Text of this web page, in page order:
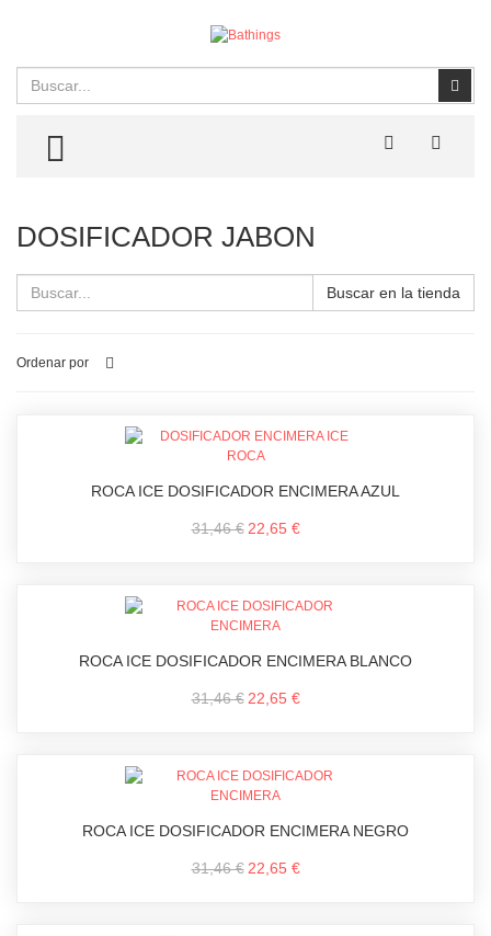
TOGGLE MENU
DOSIFICADOR JABON
Buscar en la tienda
Ordenar por
ROCA ICE DOSIFICADOR ENCIMERA AZUL
31,46 € 22,65 €
ROCA ICE DOSIFICADOR ENCIMERA BLANCO
31,46 € 22,65 €
ROCA ICE DOSIFICADOR ENCIMERA NEGRO
31,46 € 22,65 €